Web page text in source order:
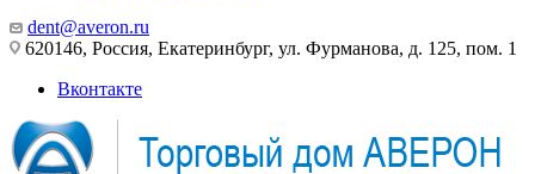
dent@averon.ru
620146, Россия, Екатеринбург, ул. Фурманова, д. 125, пом. 1
Вконтакте